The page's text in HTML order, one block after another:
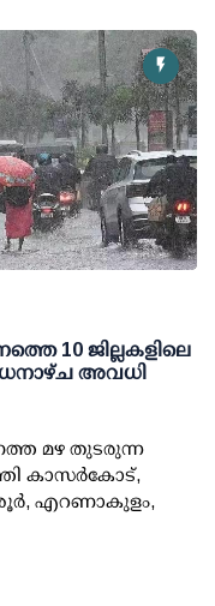
10 ജില്ലകളിലെ
അവധി
മഴ തുടരുന്ന
കാസര്‍കോട്,
എറണാകുളം,